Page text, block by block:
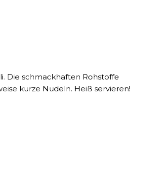
Die schmackhaften Rohstoffe
kurze Nudeln. Heiß servieren!